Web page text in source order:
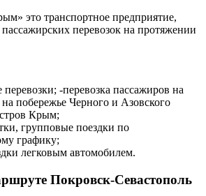
это транспортное предприятие,
перевозок на протяжении
-перевозка пассажиров на
побережье Черного и Азовского
Крым;
групповые поездки по
графику;
легковым автомобилем.
Покровск-Севастополь